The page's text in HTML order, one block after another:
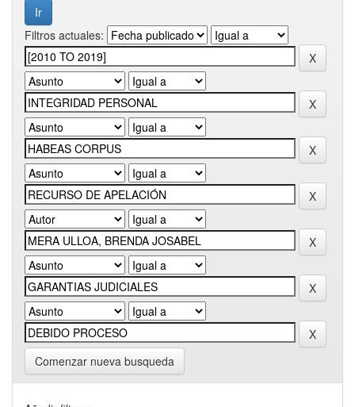
Filtros actuales:
Comenzar nueva busqueda